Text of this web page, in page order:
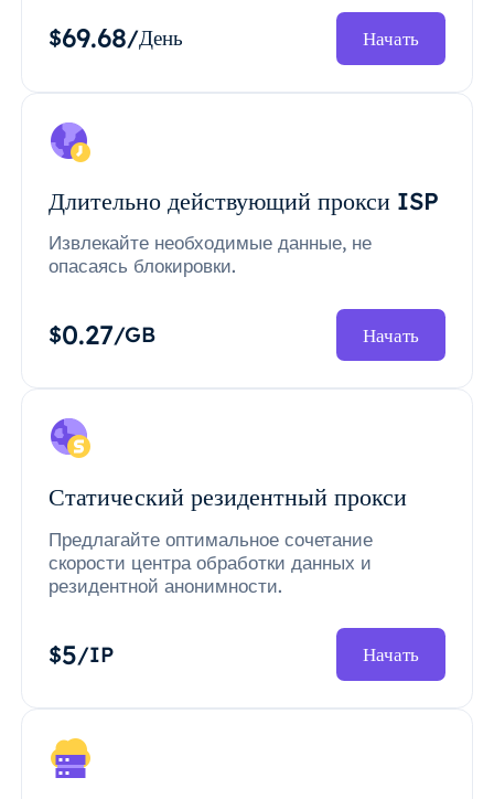
$69.68/День Начать
Длительно действующий прокси ISP
Извлекайте необходимые данные, не
опасаясь блокировки.
$0.27/GB Начать
Статический резидентный прокси
Предлагайте оптимальное сочетание
скорости центра обработки данных и
резидентной анонимности.
$5/IP Начать